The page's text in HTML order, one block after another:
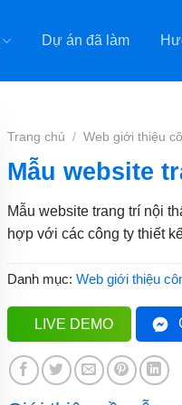
Dự án đã làm
Trang chủ / Web giới thiệu
Mẫu website
Mẫu website trang trí nội
hợp với các công ty thiết
Danh mục: Web giới thiệu
LIVE DEMO